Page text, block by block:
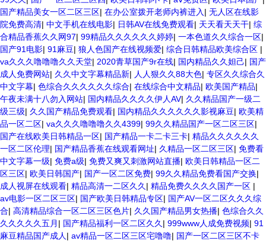
国产精品美女一区二区三区| 在办公室拨开老师内裤进入 | 无人区在线影
院免费高清| 中文手机在线电影| 日韩AV在线免费观看| 天天看天天干| 综
合精品香蕉久久网97| 99精品久久久久久久婷婷| 一本色道久久综合一区|
国产91电影| 91麻豆| 狼人色国产在线视频爱| 综合日韩精品欧美综合区 |
va久久久噜噜噜久久天堂| 2020青草国产9r在线| 国内精品久久妲己| 国产
成人免费网站| 久久中文字幕精品新| 人人狠久久88大色| 专区久久综合久
中文字幕| 色综合久久久久久久综合| 在线综合中文精品| 欧美国产精品|
午夜未满十八勿入网站| 国内精品久久久久伊人AV| 久久精品国产一级二
级三级| 久久国产精品免费观看| 国内精品久久久久久久影视麻豆| 欧美精
品一区二区| va久久久噜噜噜久久4399| 99久久精品国产一区二区三区|
国产在线欧美日韩精品一区| 国产精品一卡二卡三卡| 精品久久久久久久
一区二区伦理| 国产精品香蕉在线观看网址| 久精品一区二区三区| 免费看
中文字幕一级| 免费a级| 免费又爽又刺激网站直播| 欧美日韩精品一区二
区三区| 欧美日韩国产| 国产一区二区免费| 99久久精品免费看国产交换|
成人视屏在线观看| 精品高清一二区久久 | 精品免费久久久久国产一区 |
av电影一区二区三区| 国产欧美日韩精品专区| 国产AV一区二区久久久综
合| 高清精品综合一区二区三区色片| 久久国产精品男女热播| 色综合久久
久久久久久五月 | 国产精品福利一区二区久久 | 999www人成免费视频| 91
麻豆精品国产成人 | av精品一区二区三区宅噜噜| 国产一区二区三区不卡